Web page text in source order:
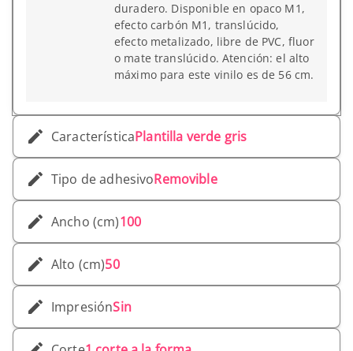
duradero. Disponible en opaco M1,
efecto carbón M1, translúcido,
efecto metalizado, libre de PVC, fluor
o mate translúcido. Atención: el alto
máximo para este vinilo es de 56 cm.
CaracterísticaPlantilla verde gris
Tipo de adhesivoRemovible
Ancho (cm)100
Alto (cm)50
ImpresiónSin